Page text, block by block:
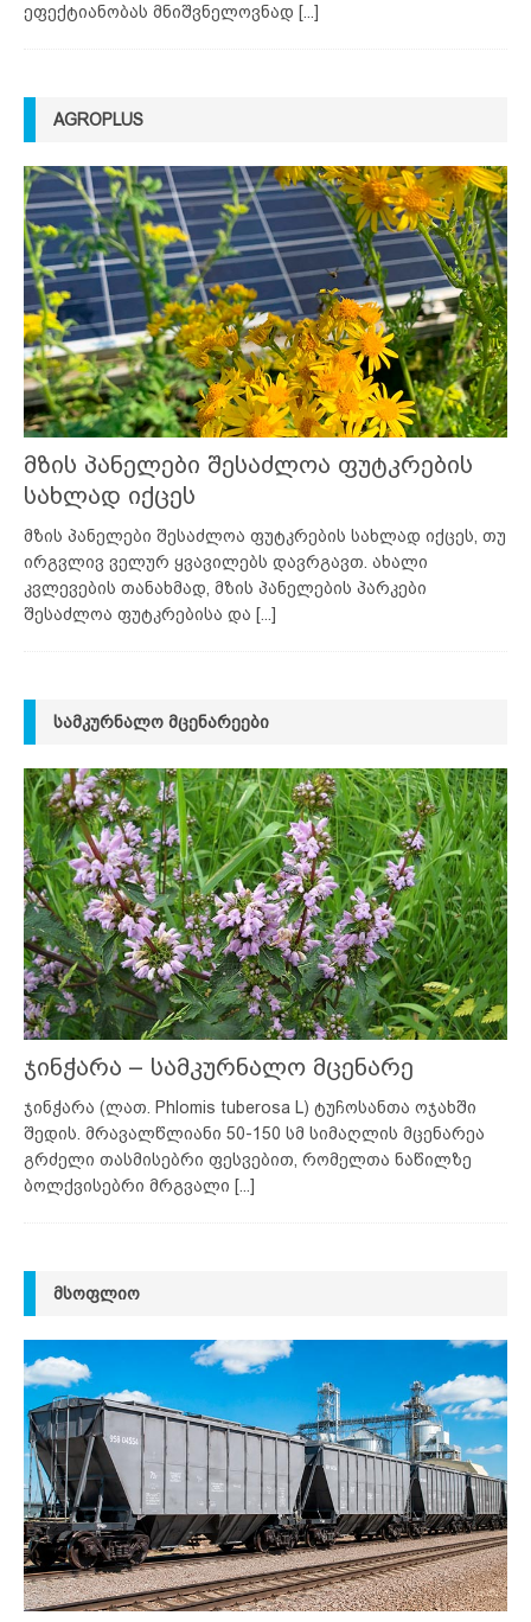
ეფექტიანობას მნიშვნელოვნად [...]
AGROPLUS
მზის პანელები შესაძლოა ფუტკრების
სახლად იქცეს
მზის პანელები შესაძლოა ფუტკრების სახლად იქცეს, თუ
ირგვლივ ველურ ყვავილებს დავრგავთ. ახალი
კვლევების თანახმად, მზის პანელების პარკები
შესაძლოა ფუტკრებისა და [...]
ᲡᲐᲛᲙᲣᲠᲜᲐᲚᲝ ᲛᲪᲔᲜᲐᲠᲔᲔᲑᲘ
ჯინჭარა – სამკურნალო მცენარე
ჯინჭარა (ლათ. Phlomis tuberosa L) ტუჩოსანთა ოჯახში
შედის. მრავალწლიანი 50-150 სმ სიმაღლის მცენარეა
გრძელი თასმისებრი ფესვებით, რომელთა ნაწილზე
ბოლქვისებრი მრგვალი [...]
ᲛᲡᲝᲤᲚᲘᲝ